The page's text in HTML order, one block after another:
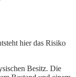
hier das Risiko
Besitz. Die